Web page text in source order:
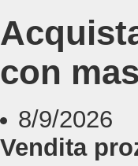
con
8/9/2026
Vendita